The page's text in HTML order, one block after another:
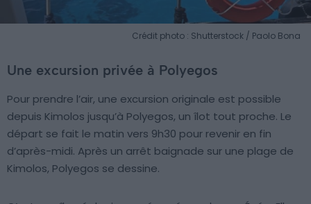
Crédit photo : Shutterstock / Paolo Bona
Une excursion privée à Polyegos
Pour prendre l’air, une excursion originale est possible
depuis Kimolos jusqu’à Polyegos, un îlot tout proche. Le
départ se fait le matin vers 9h30 pour revenir en fin
d’après-midi. Après un arrêt baignade sur une plage de
Kimolos, Polyegos se dessine.